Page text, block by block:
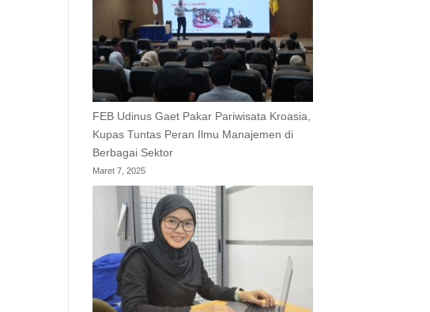
FEB Udinus Gaet Pakar Pariwisata Kroasia,
Kupas Tuntas Peran Ilmu Manajemen di
Berbagai Sektor
Maret 7, 2025